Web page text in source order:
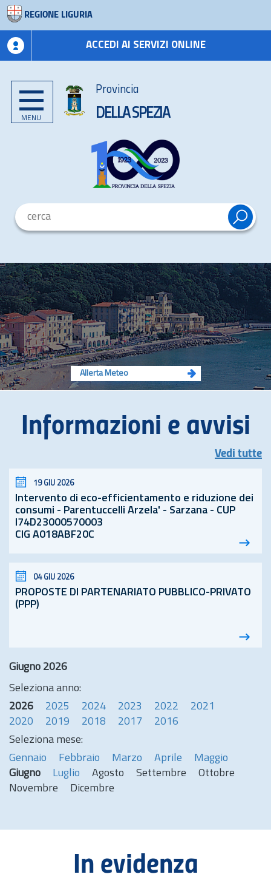
REGIONE LIGURIA
ACCEDI AI SERVIZI ONLINE
MENU
Provincia
DELLA SPEZIA
Allerta Meteo
Informazioni e avvisi
Vedi tutte
19 GIU 2026
Intervento di eco-efficientamento e riduzione dei
consumi - Parentuccelli Arzela' - Sarzana - CUP
I74D23000570003
CIG A018ABF20C
04 GIU 2026
PROPOSTE DI PARTENARIATO PUBBLICO-PRIVATO
(PPP)
Giugno 2026
Seleziona anno:
2026
2025 2024 2023 2022
2021
2020
2019 2018 2017
2016
Seleziona mese:
Gennaio
Febbraio Marzo Aprile
Maggio
Giugno
Luglio Agosto Settembre
Ottobre
Novembre
Dicembre
In evidenza